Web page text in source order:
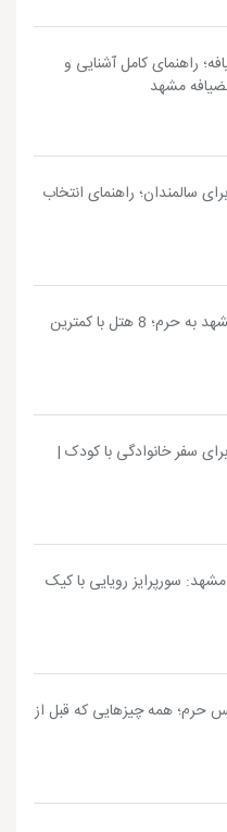
راهنمای کامل آشنایی و
مشهد
سالمندان؛ راهنمای انتخاب
نزدیک ترین هتل های مشهد به حرم؛ 8 هتل با کمترین
سفر خانوادگی با کودک |
سورپرایز رویایی با کیک
حرم؛ همه چیزهایی که قبل از